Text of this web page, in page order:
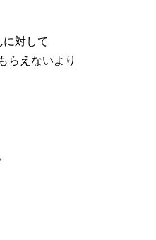
対して
らえないより